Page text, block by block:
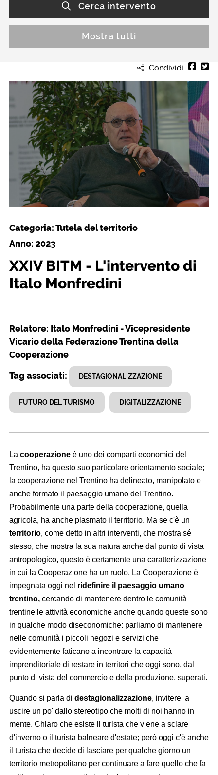
Cerca intervento
Mostra tutti
Condividi
Categoria: Tutela del territorio
Anno: 2023
XXIV BITM - L'intervento di
Italo Monfredini
Relatore: Italo Monfredini - Vicepresidente
Vicario della Federazione Trentina della
Cooperazione
Tag associati: DESTAGIONALIZZAZIONE
FUTURO DEL TURISMO DIGITALIZZAZIONE
La cooperazione è uno dei comparti economici del
Trentino, ha questo suo particolare orientamento sociale;
la cooperazione nel Trentino ha delineato, manipolato e
anche formato il paesaggio umano del Trentino.
Probabilmente una parte della cooperazione, quella
agricola, ha anche plasmato il territorio. Ma se c'è un
territorio, come detto in altri interventi, che mostra sé
stesso, che mostra la sua natura anche dal punto di vista
antropologico, questo è certamente una caratterizzazione
in cui la Cooperazione ha un ruolo. La Cooperazione è
impegnata oggi nel ridefinire il paesaggio umano
trentino,cercando di mantenere dentro le comunità
trentine le attività economiche anche quando queste sono
in qualche modo diseconomiche: parliamo di mantenere
nelle comunità i piccoli negozi e servizi che
evidentemente faticano a incontrare la capacità
imprenditoriale di restare in territori che oggi sono, dal
punto di vista del commercio e della produzione, superati.
Quando si parla di destagionalizzazione, inviterei a
uscire un po' dallo stereotipo che molti di noi hanno in
mente. Chiaro che esiste il turista che viene a sciare
d'inverno o il turista balneare d'estate; però oggi c'è anche
il turista che decide di lasciare per qualche giorno un
territorio metropolitano per continuare a fare quello che fa